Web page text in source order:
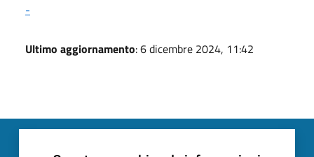
-
Ultimo aggiornamento: 6 dicembre 2024, 11:42